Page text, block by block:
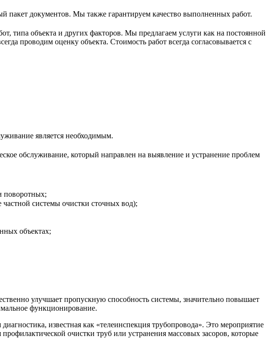
документов. Мы также гарантируем качество выполненных работ.
типа объекта и других факторов. Мы предлагаем услуги как на постоянной
проводим оценку объекта. Стоимость работ всегда согласовывается с
является необходимым.
обслуживание, который направлен на выявление и устранение проблем
поворотных;
частной системы очистки сточных вод);
объектах;
улучшает пропускную способность системы, значительно повышает
функционирование.
известная как «телеинспекция трубопровода». Это мероприятие
очистки труб или устранения массовых засоров, которые